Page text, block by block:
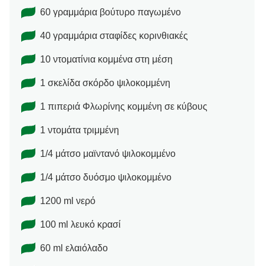
60 γραμμάρια βούτυρο παγωμένο
40 γραμμάρια σταφίδες κορινθιακές
10 ντοματίνια κομμένα στη μέση
1 σκελίδα σκόρδο ψιλοκομμένη
1 πιπεριά Φλωρίνης κομμένη σε κύβους
1 ντομάτα τριμμένη
1/4 μάτσο μαϊντανό ψιλοκομμένο
1/4 μάτσο δυόσμο ψιλοκομμένο
1200 ml νερό
100 ml λευκό κρασί
60 ml ελαιόλαδο